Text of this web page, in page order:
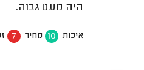
היה מעט גבוה.
איכות 10 מחיר 7